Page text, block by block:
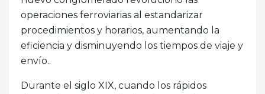
operaciones ferroviarias al estandarizar
procedimientos y horarios, aumentando la
eficiencia y disminuyendo los tiempos de viaje y
envío..
Durante el siglo XIX, cuando los rápidos